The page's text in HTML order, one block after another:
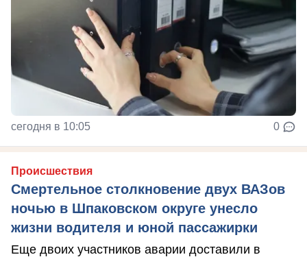
сегодня в 10:05 0
Происшествия
Смертельное столкновение двух ВАЗов
ночью в Шпаковском округе унесло
жизни водителя и юной пассажирки
Еще двоих участников аварии доставили в